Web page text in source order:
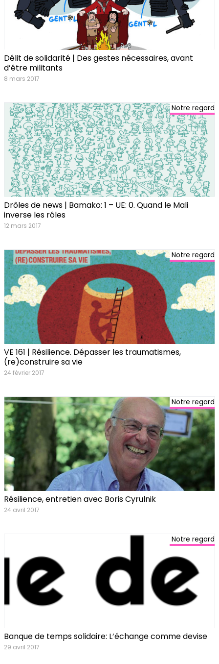
Délit de solidarité | Des gestes nécessaires, avant
d’être militants
8 mars 2017
Notre regard
Drôles de news | Bamako: 1 – UE: 0. Quand le Mali
inverse les rôles
12 mars 2017
Notre regard
VE 161 | Résilience. Dépasser les traumatismes,
(re)construire sa vie
24 février 2017
Notre regard
Résilience, entretien avec Boris Cyrulnik
24 avril 2017
Notre regard
Banque de temps solidaire: L’échange comme devise
29 avril 2017